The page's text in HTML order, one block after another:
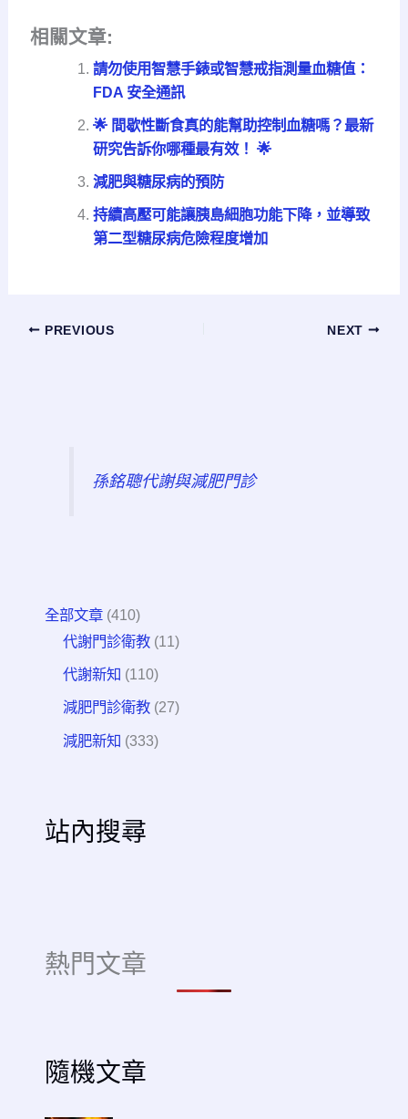
相關文章:
請勿使用智慧手錶或智慧戒指測量血糖值：
FDA 安全通訊
🌟 間歇性斷食真的能幫助控制血糖嗎？最新
研究告訴你哪種最有效！ 🌟
減肥與糖尿病的預防
持續高壓可能讓胰島細胞功能下降，並導致
第二型糖尿病危險程度增加
PREVIOUS NEXT
孫銘聰代謝與減肥門診
全部文章 (410)
代謝門診衛教 (11)
代謝新知 (110)
減肥門診衛教 (27)
減肥新知 (333)
站內搜尋
熱門文章
隨機文章